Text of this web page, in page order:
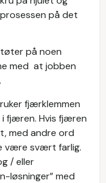
på det
på noen
med at jobben
fjærklemmen
fjæren. Hvis fjæren
med andre ord
være svært farlig.
/ eller
løsninger” med